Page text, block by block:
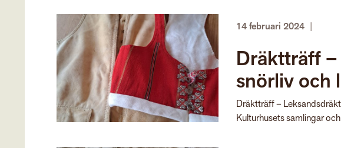
14 februari 2024
Dräktträff
snörliv och
Dräktträff –
Kulturhusets samlingar